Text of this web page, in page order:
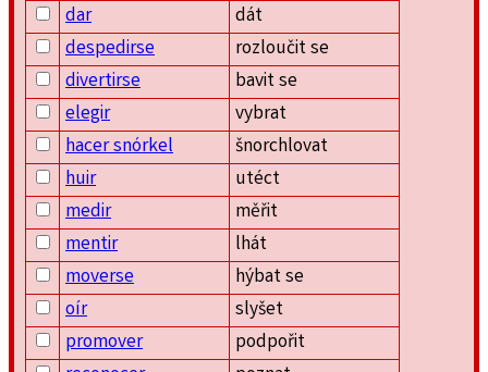
dar
dát
despedirse
rozloučit se
divertirse
bavit se
elegir
vybrat
hacer snórkel
šnorchlovat
huir
utéct
medir
měřit
mentir
lhát
moverse
hýbat se
oír
slyšet
promover
podpořit